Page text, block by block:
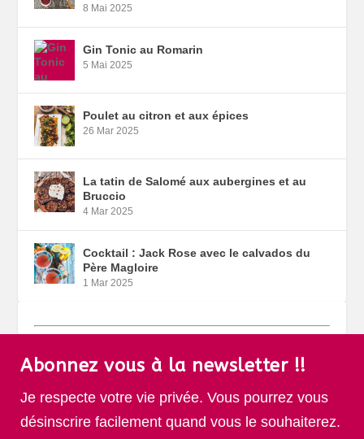
8 Mai 2025
Gin Tonic au Romarin
5 Mai 2025
Poulet au citron et aux épices
26 Mar 2025
La tatin de Salomé aux aubergines et au
Bruccio
4 Mar 2025
Cocktail : Jack Rose avec le calvados du
Père Magloire
1 Mar 2025
Abonnez vous à la newsletter !!
Je respecte votre vie privée. Vous pourrez vous
désinscrire facilement quand vous le souhaiterez.